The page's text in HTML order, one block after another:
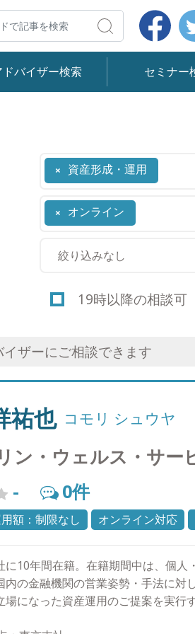
検索
ドバイザー検索 セミナー
× 資産形成・運用
× オンライン
19時以降の相談可
ザーにご相談できます
祐也 コモリ シュウヤ
ン・ウェルス・サー
- 0件
額：制限なし オンライン対応
に10年間在籍。在籍期間中は、個人
内の金融機関の営業姿勢・手法に対
場になった資産運用のご提案を実行